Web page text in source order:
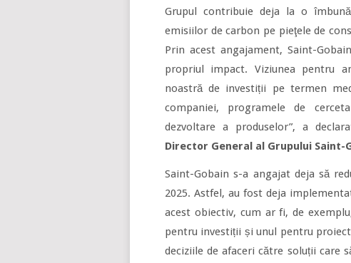
Grupul contribuie deja la o
emisiilor de carbon pe pieţele de
Prin acest angajament, Saint-
propriul impact. Viziunea pentru
noastră de investiții pe termen
companiei, programele de
dezvoltare a produselor”, a
Director General al Grupului Saint-
Saint-Gobain s-a angajat deja să
2025. Astfel, au fost deja
acest obiectiv, cum ar fi, de
pentru investiții și unul pentru
deciziile de afaceri către soluții care